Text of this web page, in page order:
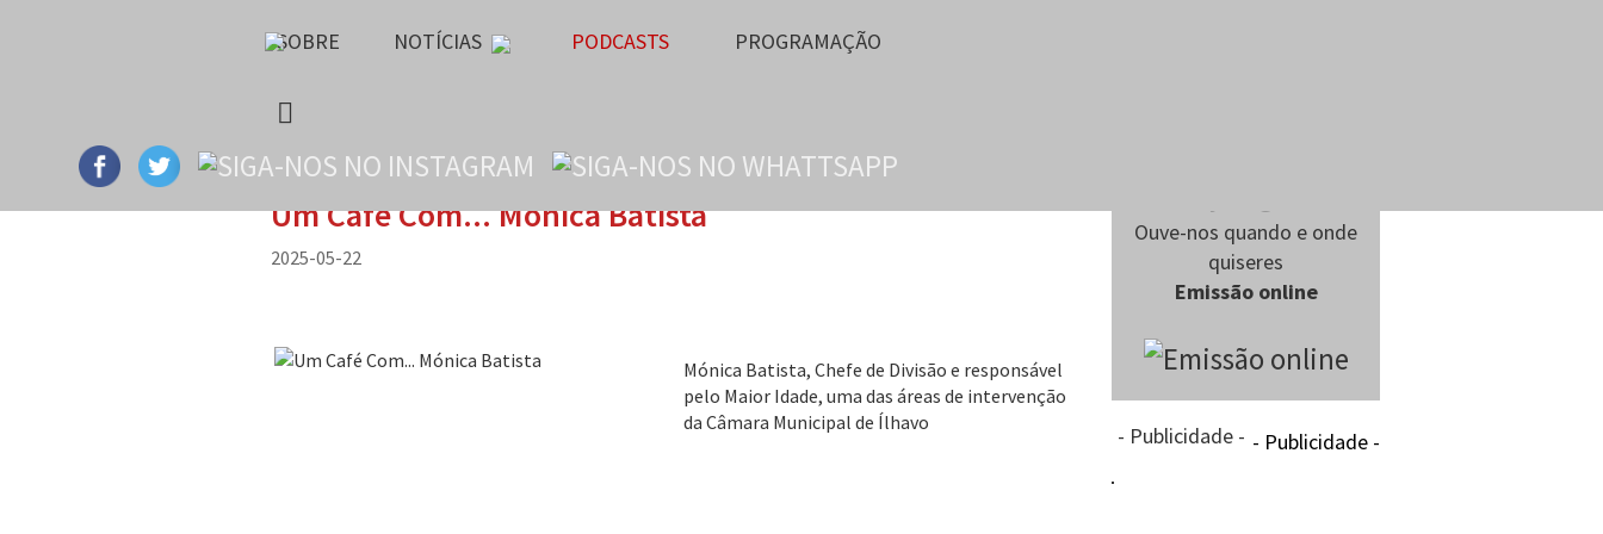
SOBRE NOTÍCIAS PODCASTS PROGRAMAÇÃO
Um Café Com... Mónica Batista
2025-05-22
Mónica Batista, Chefe de Divisão e responsável
pelo Maior Idade, uma das áreas de intervenção
da Câmara Municipal de Ílhavo
Ouve-nos quando e onde
quiseres
Emissão online
- Publicidade - - Publicidade -